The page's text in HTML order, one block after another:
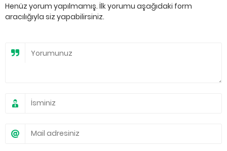
Henüz yorum yapılmamış. İlk yorumu aşağıdaki form
aracılığıyla siz yapabilirsiniz.